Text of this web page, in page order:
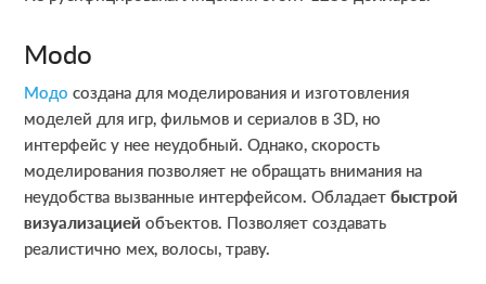
Modo
Модо создана для моделирования и изготовления
моделей для игр, фильмов и сериалов в 3D, но
интерфейс у нее неудобный. Однако, скорость
моделирования позволяет не обращать внимания на
неудобства вызванные интерфейсом. Обладаетбыстрой
визуализацией объектов. Позволяет создавать
реалистично мех, волосы, траву.